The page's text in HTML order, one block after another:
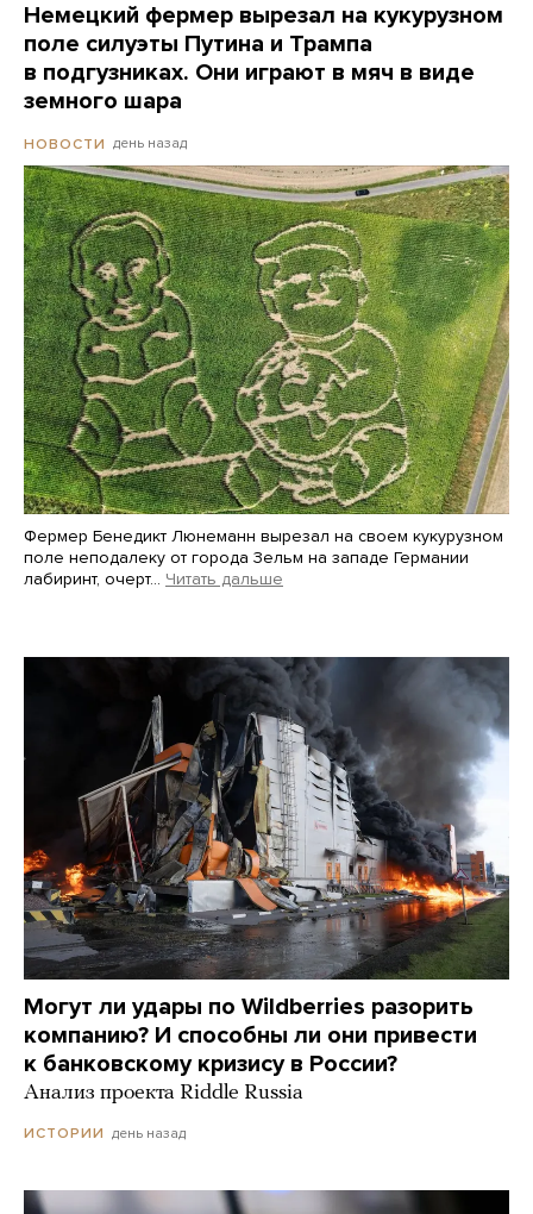
Немецкий фермер вырезал на кукурузном
поле силуэты Путина и Трампа
в подгузниках. Они играют в мяч в виде
земного шара
НОВОСТИ день назад
Фермер Бенедикт Люнеманн вырезал на своем кукурузном
поле неподалеку от города Зельм на западе Германии
лабиринт, очерт… Читать дальше
Могут ли удары по Wildberries разорить
компанию? И способны ли они привести
к банковскому кризису в России?
Анализ проекта Riddle Russia
ИСТОРИИ день назад